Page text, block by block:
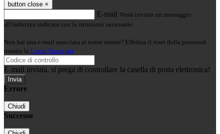
button close ×
E-mail Verrà inviato un messaggio
all'indirizzo indicato con le istruzioni necessarie.
Non hai una e-mail associata al nome utente? Effettua il reset della password
tramite la Login Spaggiari
E-mail inviata, si prega di controllare la casella di posta elettronica!
Errore
Chiudi
Successo